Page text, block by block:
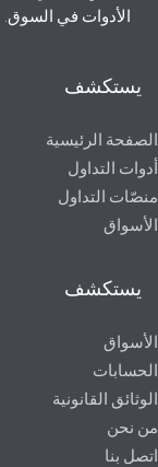
الأدوات في السوق.
يستكشف
الصفحة الرئيسية
أدوات التداول
منصّات التداول
الأسواق
يستكشف
الأسواق
الحسابات
الوثائق القانونية
من نحن
اتصل بنا